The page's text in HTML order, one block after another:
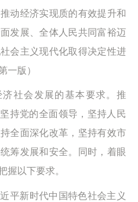
动经济实现质的有效提升和
发展、全体人民共同富裕迈
会主义现代化取得决定性进
一版）
济社会发展的基本要求。推
持党的全面领导，坚持人民
全面深化改革，坚持有效市
筹发展和安全。同时，着眼
握以下要求。
平新时代中国特色社会主义